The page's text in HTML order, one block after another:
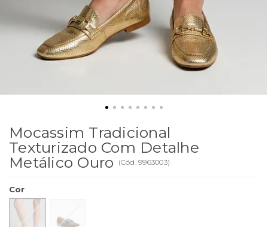
Mocassim Tradicional
Texturizado Com Detalhe
Metálico Ouro
(Cód. 9963003)
Cor